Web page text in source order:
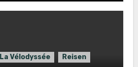
La Vélodyssée
Reisen